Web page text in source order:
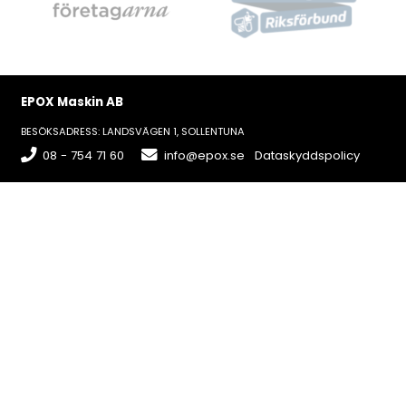
EPOX Maskin AB
BESÖKSADRESS: LANDSVÄGEN 1, SOLLENTUNA
08 - 754 71 60 info@epox.se Dataskyddspolicy